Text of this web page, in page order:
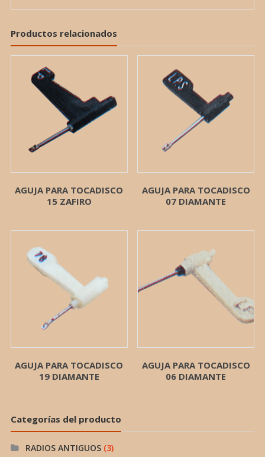
Productos relacionados
AGUJA PARA TOCADISCO
15 ZAFIRO
AGUJA PARA TOCADISCO
07 DIAMANTE
AGUJA PARA TOCADISCO
19 DIAMANTE
AGUJA PARA TOCADISCO
06 DIAMANTE
Categorías del producto
RADIOS ANTIGUOS (3)